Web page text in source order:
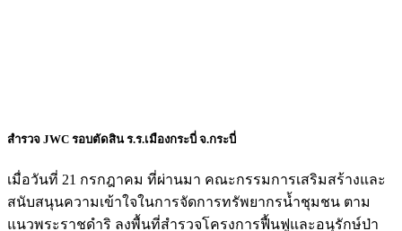
สำรวจ JWC รอบตัดสิน ร.ร.เมืองกระบี่ จ.กระบี่
เมื่อวันที่ 21 กรกฎาคม ที่ผ่านมา คณะกรรมการเสริมสร้างและ
สนับสนุนความเข้าใจในการจัดการทรัพยากรน้ำชุมชน ตาม
แนวพระราชดำริ ลงพื้นที่สำรวจโครงการฟื้นฟูและอนุรักษ์ป่า